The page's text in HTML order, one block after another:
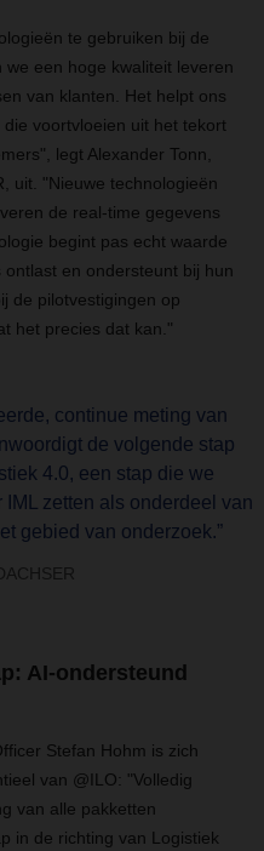
te gebruiken bij de
een hoge kwaliteit leveren
van klanten. Het helpt ons
voortvloeien uit het tekort
legt Alexander Tonn,
uit. "Nieuwe technologieën
de real-time gegevens
begint pas echt waarde
en ondersteunt bij hun
de pilotvestigingen op
het precies dat kan."
continue meting van
de volgende stap
4.0, een stap die we
zetten als onderdeel van
gebied van onderzoek.”
AI-ondersteund
Stefan Hohm is zich
van @ILO: "Volledig
van alle pakketten
in de richting van Logistiek